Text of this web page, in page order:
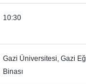
10:30
Gazi Üniversitesi, Gazi
Binası